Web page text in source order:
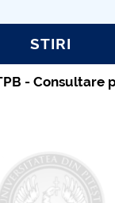
comunitate
STIRI
- Consultare